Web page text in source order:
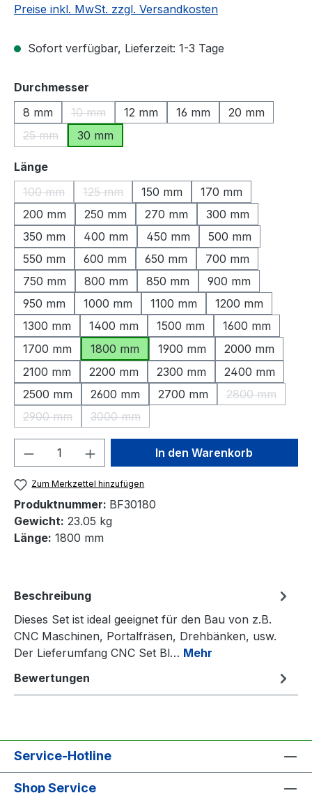
Preise inkl. MwSt. zzgl. Versandkosten
Sofort verfügbar, Lieferzeit: 1-3 Tage
Durchmesser
8 mm
10 mm
(Diese Option ist zurzeit nicht verfügbar.)
12 mm 16 mm
20 mm
25 mm
(Diese Option ist zurzeit nicht verfügbar.)
30 mm
Längeauswählen
100 mm
(Diese Option ist zurzeit nicht verfügbar.)
125 mm
(Diese Option ist zurzeit nicht verfügbar.)
150 mm
170 mm
200 mm
250 mm 270 mm
300 mm
350 mm
400 mm 450 mm
500 mm
550 mm
600 mm 650 mm
700 mm
750 mm
800 mm 850 mm
900 mm
950 mm
1000 mm 1100 mm
1200 mm
1300 mm
1400 mm 1500 mm
1600 mm
1700 mm
1800 mm 1900 mm
2000 mm
2100 mm
2200 mm 2300 mm
2400 mm
2500 mm
2600 mm 2700 mm 2800 mm
(Diese
2900 mm
(Diese Option ist zurzeit nicht verfügbar.)
3000 mm
(Diese Option ist zurzeit nicht verfügbar.)
Produkt Anzahl: Gib denIn den Warenkorb
Zum Merkzettel hinzufügen
Produktnummer: BF30180
Gewicht: 23.05 kg
Länge: 1800 mm
Beschreibung
Dieses Set ist ideal geeignet für den Bau von z.B.
CNC Maschinen, Portalfräsen, Drehbänken, usw.
Der Lieferumfang CNC Set Bl… Mehr
Bewertungen
Service-Hotline
Shop Service